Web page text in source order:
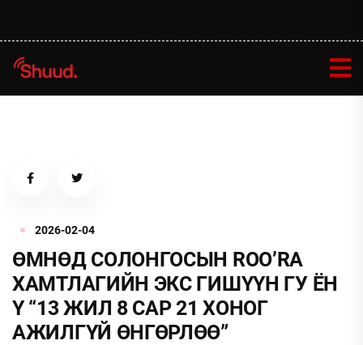
2026-02-04
ӨМНӨД СОЛОНГОСЫН ROO’RA
ХАМТЛАГИЙН ЭКС ГИШҮҮН ГУ ЁН
Ү “13 ЖИЛ 8 САР 21 ХОНОГ
АЖИЛГҮЙ ӨНГӨРЛӨӨ”